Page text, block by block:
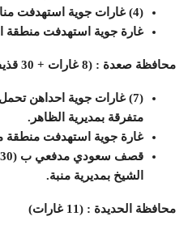
(4) غارات جوية استهدفت مناطق متفرقة بمديرية حرض.
غارة جوية استهدفت منطقة
محافظة صعدة : (8 غارات + 30 قذيفة)
(7) غارات جوية احداهن
متفرقة بمديرية الظاهر.
غارة جوية استهدفت منطقة
الشيخ بمديرية منبة.
محافظة الحديدة : (11 غارات)